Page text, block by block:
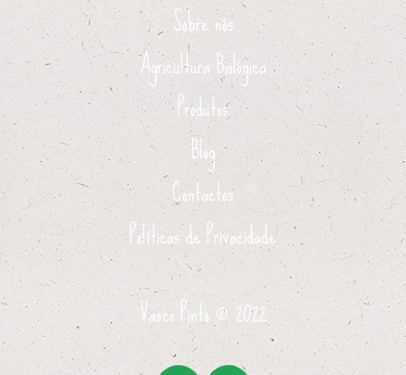
Sobre nós
Agricultura Biológica
Produtos
Blog
Contactos
Políticas de Privacidade
Vasco Pinto ©2022